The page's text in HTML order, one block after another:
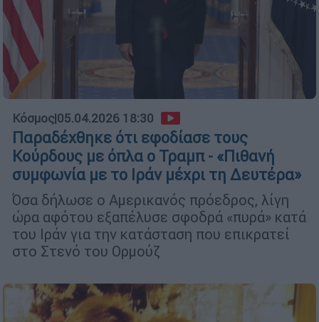
Κόσμος|05.04.2026 18:30
Παραδέχθηκε ότι εφοδίασε τους
Κούρδους με όπλα ο Τραμπ - «Πιθανή
συμφωνία με το Ιράν μέχρι τη Δευτέρα»
Όσα δήλωσε ο Αμερικανός πρόεδρος, λίγη
ώρα αφότου εξαπέλυσε σφοδρά «πυρά» κατά
του Ιράν για την κατάσταση που επικρατεί
στο Στενό του Ορμούζ